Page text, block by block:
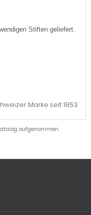
Stiften geliefert.
Marke seit 1853
aufgenommen.